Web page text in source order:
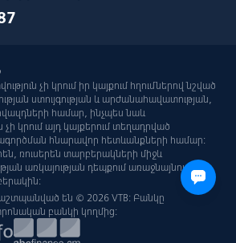
չի կրում իր կայքում հղումներով նշված
ստույգության և արժանահավատության,
համար, ինչպես նաև
կրում այդ կայքերում տեղադրված
հնարավոր հետևանքների համար:
ռուսերեն տարբերակների միջև
առկայության դեպքում առաջնայնությունը
են © 2026 VTB: Բանկը
բանկի կողմից: